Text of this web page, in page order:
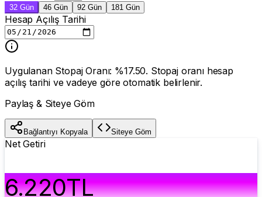
32 Gün 46 Gün 92 Gün 181 Gün
Hesap Açılış Tarihi
Uygulanan Stopaj Oranı: %17.50. Stopaj oranı hesap
açılış tarihi ve vadeye göre otomatik belirlenir.
Paylaş & Siteye Göm
Bağlantıyı Kopyala Siteye Göm
Net Getiri
6.220TL